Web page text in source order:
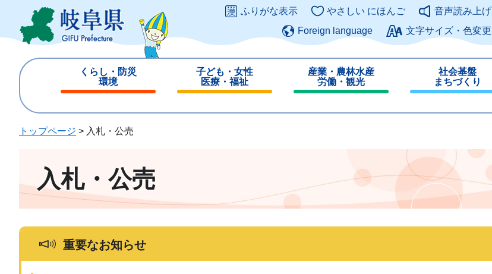
ジ
ュ
このページの本文へ
ふりがな表示 やさしい にほんご
音声読み上げ
Foreign language
文字サイズ・色変更
くらし・防災
環境
じ
子ども・女性
医療・福祉
じ
産業・農林水産
労働・観光
じ
社会基盤
まちづくり
じ
トップページ > 入札・公売
入札・公売
重要なお知らせ